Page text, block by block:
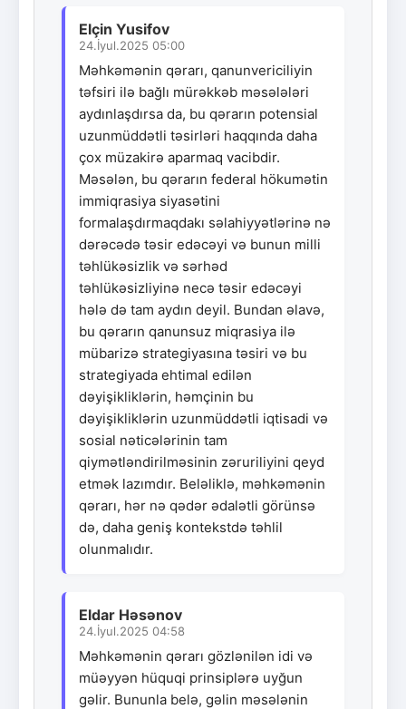
Elçin Yusifov
24.İyul.2025 05:00
Məhkəmənin qərarı, qanunvericiliyin
təfsiri ilə bağlı mürəkkəb məsələləri
aydınlaşdırsa da, bu qərarın potensial
uzunmüddətli təsirləri haqqında daha
çox müzakirə aparmaq vacibdir.
Məsələn, bu qərarın federal hökumətin
immiqrasiya siyasətini
formalaşdırmaqdakı səlahiyyətlərinə nə
dərəcədə təsir edəcəyi və bunun milli
təhlükəsizlik və sərhəd
təhlükəsizliyinə necə təsir edəcəyi
hələ də tam aydın deyil. Bundan əlavə,
bu qərarın qanunsuz miqrasiya ilə
mübarizə strategiyasına təsiri və bu
strategiyada ehtimal edilən
dəyişikliklərin, həmçinin bu
dəyişikliklərin uzunmüddətli iqtisadi və
sosial nəticələrinin tam
qiymətləndirilməsinin zəruriliyini qeyd
etmək lazımdır. Beləliklə, məhkəmənin
qərarı, hər nə qədər ədalətli görünsə
də, daha geniş kontekstdə təhlil
olunmalıdır.
Eldar Həsənov
24.İyul.2025 04:58
Məhkəmənin qərarı gözlənilən idi və
müəyyən hüquqi prinsiplərə uyğun
gəlir. Bununla belə, gəlin məsələnin